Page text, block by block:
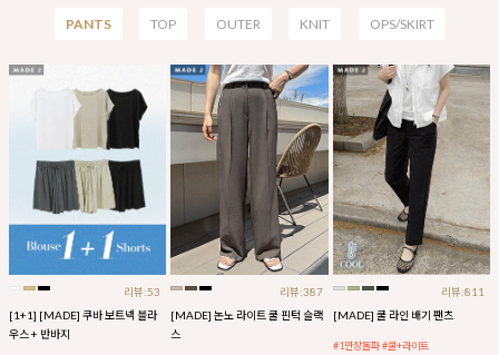
PANTS TOP OUTER KNIT OPS/SKIRT
리뷰:53
[1+1] [MADE] 쿠바 보트넥 블라
우스 + 반바지
리뷰:387
[MADE] 논노 라이트 쿨 핀턱 슬랙
스
리뷰:811
[MADE] 쿨 라인 배기 팬츠
#1만장돌파 #쿨+라이트